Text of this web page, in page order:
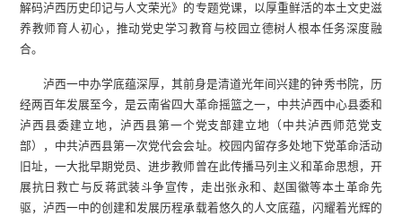
解码泸西历史印记与人文荣光》的专题党课，以厚重鲜活的本土文史滋
养教师育人初心，推动党史学习教育与校园立德树人根本任务深度融
合。
泸西一中办学底蕴深厚，其前身是清道光年间兴建的钟秀书院，历
经两百年发展至今，是云南省四大革命摇篮之一，中共泸西中心县委和
泸西县委建立地，泸西县第一个党支部建立地（中共泸西师范党支
部），中共泸西县第一次党代会会址。校园内留存多处地下党革命活动
旧址，一大批早期党员、进步教师曾在此传播马列主义和革命思想，开
展抗日救亡与反蒋武装斗争宣传，走出张永和、赵国徽等本土革命先
驱，泸西一中的创建和发展历程承载着悠久的人文底蕴，闪耀着光辉的